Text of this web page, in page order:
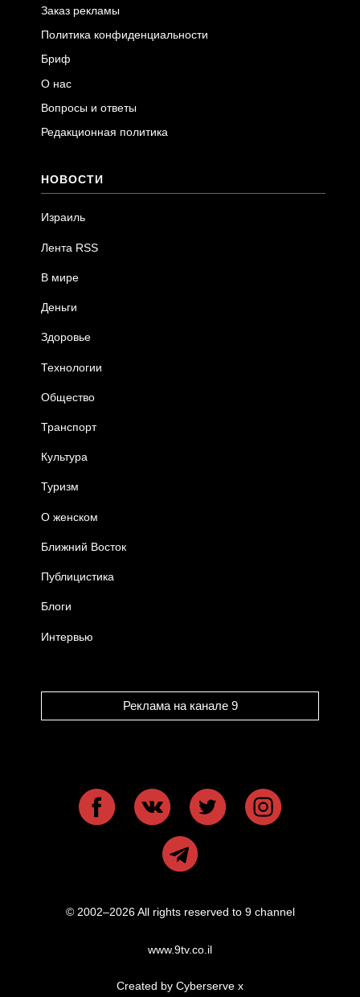
Заказ рекламы
Политика конфиденциальности
Бриф
О нас
Вопросы и ответы
Редакционная политика
НОВОСТИ
Израиль
Лента RSS
В мире
Деньги
Здоровье
Технологии
Общество
Транспорт
Культура
Туризм
О женском
Ближний Восток
Публицистика
Блоги
Интервью
Реклама на канале 9
© 2002–2026 All rights reserved to 9 channel
www.9tv.co.il
Created by Cyberserve x